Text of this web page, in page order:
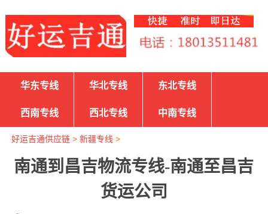
华东专线 华北专线 东北专线
西南专线 西北专线 中南专线
好运吉通供应链> 新疆专线 >
南通到昌吉物流专线-南通至昌吉
货运公司